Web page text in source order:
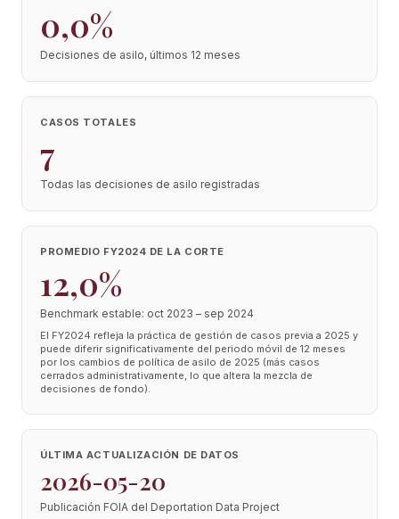
0,0%
Decisiones de asilo, últimos 12 meses
CASOS TOTALES
7
Todas las decisiones de asilo registradas
PROMEDIO FY2024 DE LA CORTE
12,0%
Benchmark estable: oct 2023 – sep 2024
El FY2024 refleja la práctica de gestión de casos previa a 2025 y
puede diferir significativamente del periodo móvil de 12 meses
por los cambios de política de asilo de 2025 (más casos
cerrados administrativamente, lo que altera la mezcla de
decisiones de fondo).
ÚLTIMA ACTUALIZACIÓN DE DATOS
2026-05-20
Publicación FOIA del Deportation Data Project